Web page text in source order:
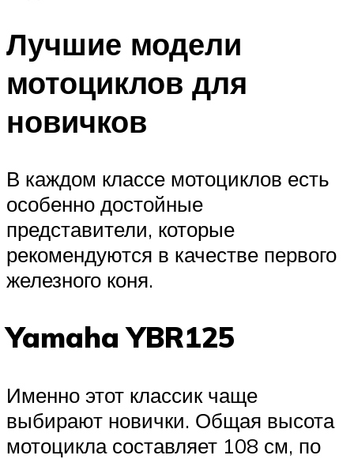
Лучшие модели
мотоциклов для
новичков
В каждом классе мотоциклов есть
особенно достойные
представители, которые
рекомендуются в качестве первого
железного коня.
Yamaha YBR125
Именно этот классик чаще
выбирают новички. Общая высота
мотоцикла составляет 108 см, по